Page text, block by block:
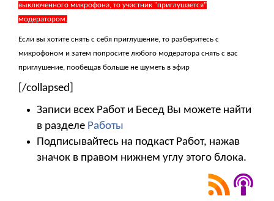
выключенного микрофона, то участник "приглушается"
модератором.
Если вы хотите снять с себя приглушение, то разберитесь с
микрофоном и затем попросите любого модератора снять с вас
приглушение, пообещав больше не шуметь в эфир
[/collapsed]
Записи всех Работ и Бесед Вы можете найти
в разделе Работы
Подписывайтесь на подкаст Работ, нажав
значок в правом нижнем углу этого блока.